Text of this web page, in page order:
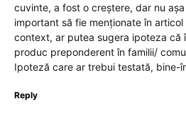
cuvinte, a fost o creștere, dar nu
important să fie menționate în
context, ar putea sugera ipoteza că
produc preponderent în familii/
Ipoteză care ar trebui testată, bine-
Reply